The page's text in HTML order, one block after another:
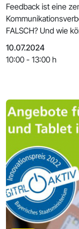
Feedback ist eine
FALSCH? Und wie
umgehen?
10.07.2024
10:00 - 13:00 h